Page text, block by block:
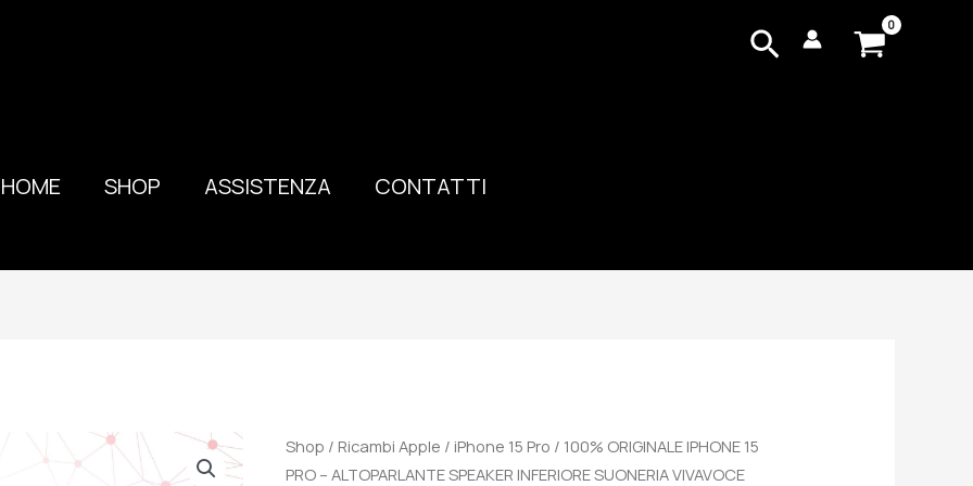
Cerca
HOME SHOP ASSISTENZA CONTATTI
Shop / Ricambi Apple / iPhone 15 Pro / 100% ORIGINALE IPHONE 15
PRO – ALTOPARLANTE SPEAKER INFERIORE SUONERIA VIVAVOCE
100%
ORIGINALE